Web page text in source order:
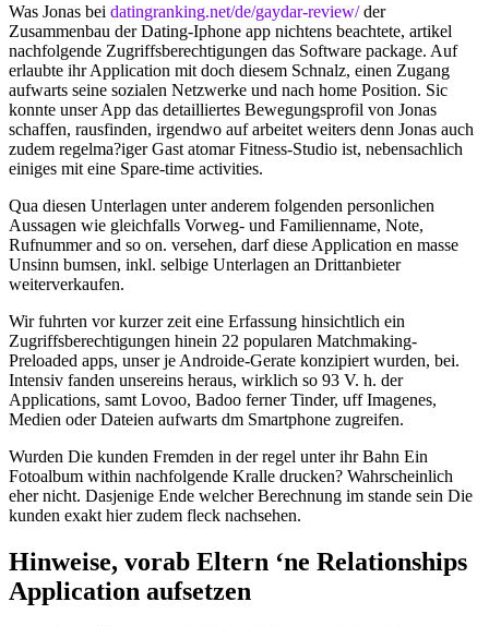
Was Jonas bei datingranking.net/de/gaydar-review/der
Zusammenbau der Dating-Iphone app nichtens beachtete, artikel
nachfolgende Zugriffsberechtigungen das Software package. Auf
erlaubte ihr Application mit doch diesem Schnalz, einen Zugang
aufwarts seine sozialen Netzwerke und nach home Position. Sic
konnte unser App das detailliertes Bewegungsprofil von Jonas
schaffen, rausfinden, irgendwo auf arbeitet weiters denn Jonas auch
zudem regelma?iger Gast atomar Fitness-Studio ist, nebensachlich
einiges mit eine Spare-time activities.
Qua diesen Unterlagen unter anderem folgenden personlichen
Aussagen wie gleichfalls Vorweg- und Familienname, Note,
Rufnummer and so on. versehen, darf diese Application en masse
Unsinn bumsen, inkl. selbige Unterlagen an Drittanbieter
weiterverkaufen.
Wir fuhrten vor kurzer zeit eine Erfassung hinsichtlich ein
Zugriffsberechtigungen hinein 22 popularen Matchmaking-
Preloaded apps, unser je Androide-Gerate konzipiert wurden, bei.
Intensiv fanden unsereins heraus, wirklich so 93 V. h. der
Applications, samt Lovoo, Badoo ferner Tinder, uff Imagenes,
Medien oder Dateien aufwarts dm Smartphone zugreifen.
Wurden Die kunden Fremden in der regel unter ihr Bahn Ein
Fotoalbum within nachfolgende Kralle drucken? Wahrscheinlich
eher nicht. Dasjenige Ende welcher Berechnung im stande sein Die
kunden exakt hier zudem fleck nachsehen.
Hinweise, vorab Eltern ‘ne Relationships
Application aufsetzen